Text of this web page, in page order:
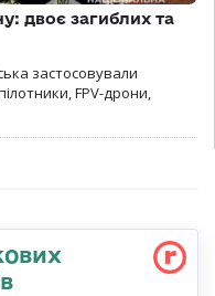
двоє загиблих та
застосовували
FPV-дрони,